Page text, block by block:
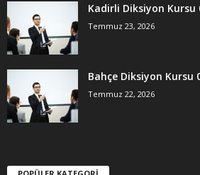
Kadirli Diksiyon Kursu
Temmuz 23, 2026
Bahçe Diksiyon Kursu
Temmuz 22, 2026